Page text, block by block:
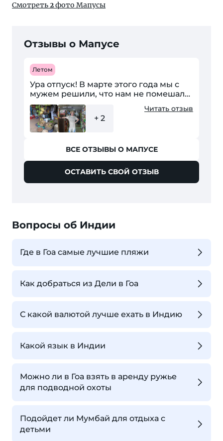
Смотреть2фото Мапусы
Отзывы о Мапусе
Летом
Ура отпуск! В марте этого года мы с
мужем решили, что нам не помешало
бы отдохнуть. Для выбора страны, я,
конечно же, воспользовалась
Интернетом. Мое внимание...
+ 2
Читать отзыв
ВСЕ ОТЗЫВЫ О МАПУСЕ
ОСТАВИТЬ СВОЙ ОТЗЫВ
Вопросы об Индии
Где в Гоа самые лучшие пляжи
Как добраться из Дели в Гоа
С какой валютой лучше ехать в Индию
Какой язык в Индии
Можно ли в Гоа взять в аренду ружье
для подводной охоты
Подойдет ли Мумбай для отдыха с
детьми